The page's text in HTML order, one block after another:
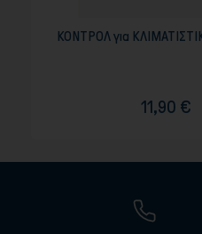
ΚΟΝΤΡΟΛ για
11,90 €